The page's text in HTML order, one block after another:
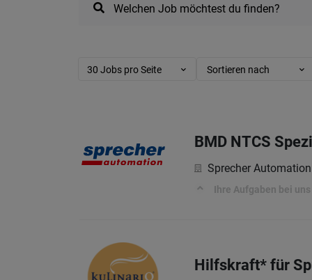
Welchen Job möchtest du finden?
30 Jobs pro Seite Sortieren nach
BMD NTCS
Sprecher
Ihre Aufgaben bei uns
Hilfskraft* für